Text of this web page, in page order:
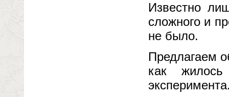
Известно
сложного и
не было.
Предлагаем
как